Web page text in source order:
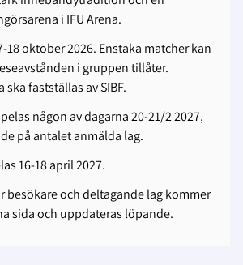
i IFU Arena.
18 oktober 2026. Enstaka matcher kan
i gruppen tillåter.
fastställas av SIBF.
någon av dagarna 20-21/2 2027,
på antalet anmälda lag.
16-18 april 2027.
och deltagande lag kommer
sida och uppdateras löpande.